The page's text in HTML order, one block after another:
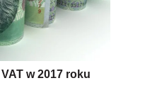
w 2017 roku